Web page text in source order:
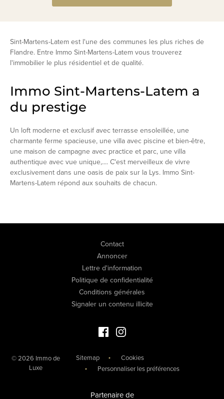
Sint-Martens-Latem est l'une des communes les plus riches de
Flandre. Entre Immo Sint-Martens-Latem vous trouverez
l'immobilier le plus résidentiel et de qualité.
Immo Sint-Martens-Latem a
du prestige
Un loft moderne et exclusif avec terrasse ensoleillée, une
charmante ferme spacieuse, une villa avec piscine et bien-être,
une maison de campagne avec practice et parc, une villa
authentique avec vue unique,.... C'est merveilleux de vivre
exclusivement dans une oasis de paix sur la Lys. Immo Sint-
Martens-Latem répond aux souhaits de chacun.
Contact
Annoncer
Lettre d'information
Politique de confidentialité
Conditions générales
Signaler un contenu illicite
Facebook Immo de Luxe
Instagram Immo de Luxe
© 2026 Immo de
Luxe
Sitemap
Cookies
Personnaliser les préférences
Partenaire de